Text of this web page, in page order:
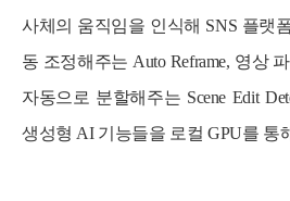
사체의 움직임을 인식해 SNS 플랫
동 조정해주는 Auto Reframe, 영상
자동으로 분할해주는 Scene Edit
생성형 AI 기능들을 로컬 GPU를 통